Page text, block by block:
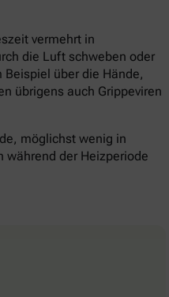
vermehrt in
die Luft schweben oder
über die Hände,
übrigens auch Grippeviren
möglichst wenig in
während der Heizperiode